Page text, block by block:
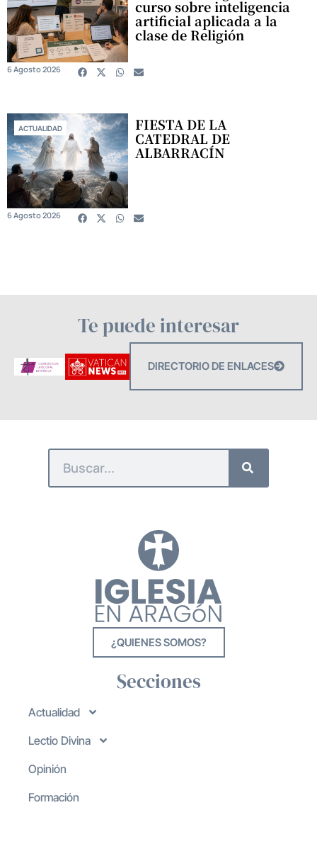
curso sobre inteligencia
artificial aplicada a la
clase de Religión
6 Agosto 2026
ACTUALIDAD FIESTA DE LA
CATEDRAL DE
ALBARRACÍN
6 Agosto 2026
Te puede interesar
DIRECTORIO DE ENLACES
¿QUIENES SOMOS?
Secciones
Actualidad
Lectio Divina
Opinión
Formación